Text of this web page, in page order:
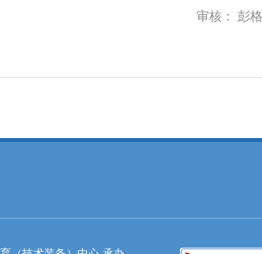
审核： 彭